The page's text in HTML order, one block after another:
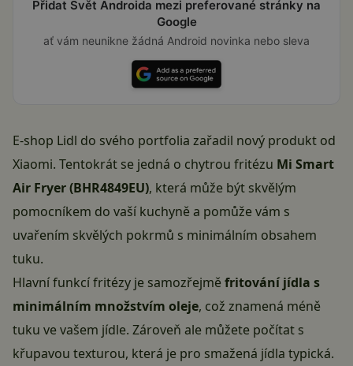
Přidat Svět Androida mezi preferované stránky na
Google
ať vám neunikne žádná Android novinka nebo sleva
E-shop Lidl do svého portfolia zařadil nový produkt od
Xiaomi. Tentokrát se jedná o chytrou fritézu Mi Smart
Air Fryer (BHR4849EU), která může být skvělým
pomocníkem do vaší kuchyně a pomůže vám s
uvařením skvělých pokrmů s minimálním obsahem
tuku.
Hlavní funkcí fritézy je samozřejměfritování jídla s
minimálním množstvím oleje, což znamená méně
tuku ve vašem jídle. Zároveň ale můžete počítat s
křupavou texturou, která je pro smažená jídla typická.